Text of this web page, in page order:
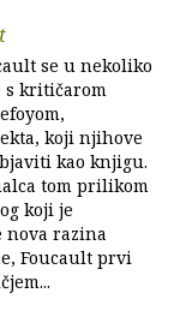
se u nekoliko
s kritičarom
koji njihove
kao knjigu.
tom prilikom
koji je
nova razina
Foucault prvi